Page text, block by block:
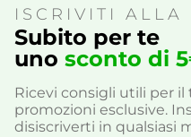
ISCRIVITI ALLA
Subito per te
uno sconto di
Ricevi consigli utili per
promozioni esclusive.
disiscriverti in qualsiasi